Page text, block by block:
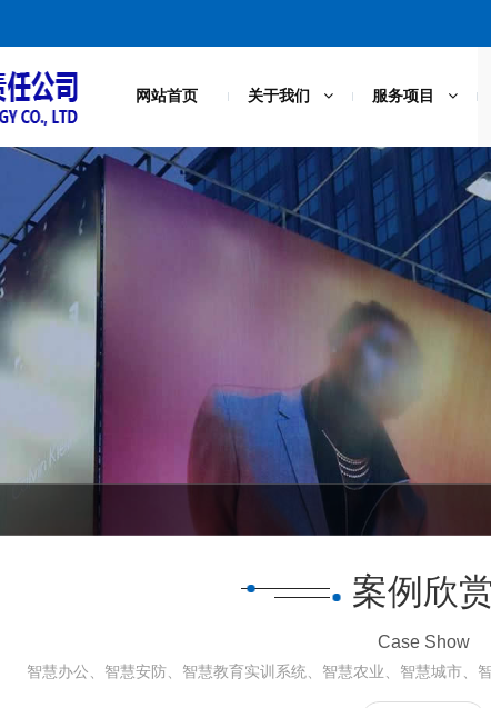
网站首页 关于我们 服务项目
案例欣
Case Show
智慧办公、智慧安防、智慧教育实训系统、智慧农业、智慧城市、